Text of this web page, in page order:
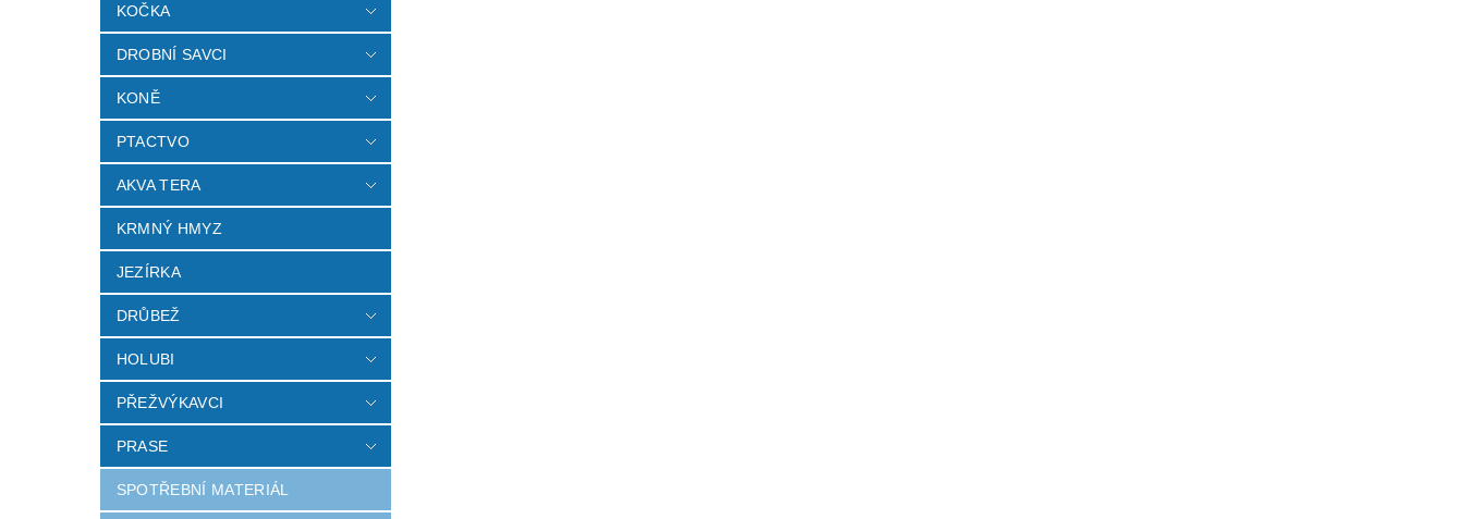
KOČKA
DROBNÍ SAVCI
KONĚ
PTACTVO
AKVA TERA
KRMNÝ HMYZ
JEZÍRKA
DRŮBEŽ
HOLUBI
PŘEŽVÝKAVCI
PRASE
SPOTŘEBNÍ MATERIÁL